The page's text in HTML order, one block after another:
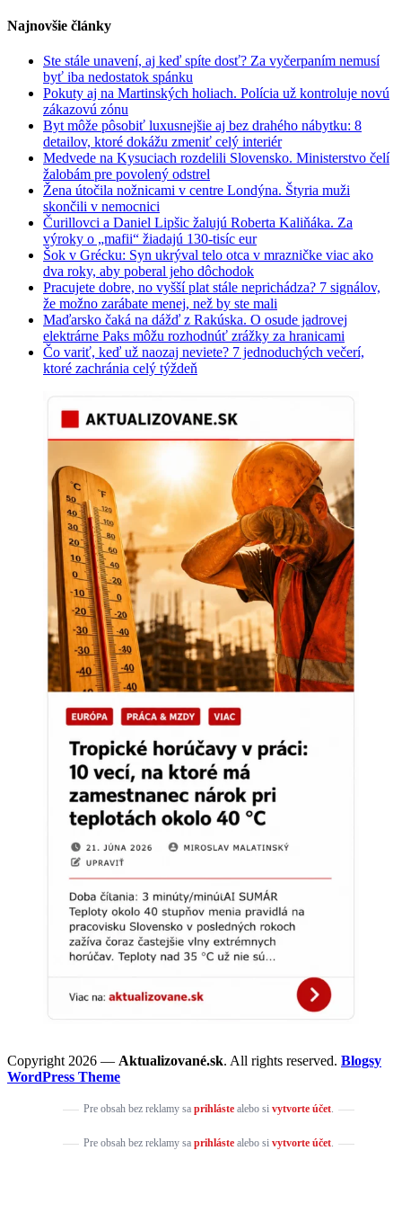
Najnovšie články
Ste stále unavení, aj keď spíte dosť? Za vyčerpaním nemusí
byť iba nedostatok spánku
Pokuty aj na Martinských holiach. Polícia už kontroluje novú
zákazovú zónu
Byt môže pôsobiť luxusnejšie aj bez drahého nábytku: 8
detailov, ktoré dokážu zmeniť celý interiér
Medvede na Kysuciach rozdelili Slovensko. Ministerstvo čelí
žalobám pre povolený odstrel
Žena útočila nožnicami v centre Londýna. Štyria muži
skončili v nemocnici
Čurillovci a Daniel Lipšic žalujú Roberta Kaliňáka. Za
výroky o „mafii“ žiadajú 130-tisíc eur
Šok v Grécku: Syn ukrýval telo otca v mrazničke viac ako
dva roky, aby poberal jeho dôchodok
Pracujete dobre, no vyšší plat stále neprichádza? 7 signálov,
že možno zarábate menej, než by ste mali
Maďarsko čaká na dážď z Rakúska. O osude jadrovej
elektrárne Paks môžu rozhodnúť zrážky za hranicami
Čo variť, keď už naozaj neviete? 7 jednoduchých večerí,
ktoré zachránia celý týždeň
Copyright 2026 — Aktualizované.sk. All rights reserved. Blogsy
WordPress Theme
Pre obsah bez reklamy sa prihlástealebo si vytvorte účet.